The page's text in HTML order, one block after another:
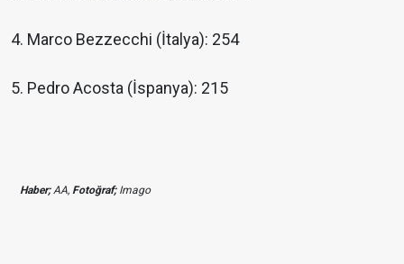
4. Marco Bezzecchi (İtalya): 254
5. Pedro Acosta (İspanya): 215
Haber;AA, Fotoğraf;Imago